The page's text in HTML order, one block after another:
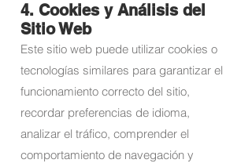
4. Cookies y Análisis del
Sitio Web
Este sitio web puede utilizar cookies o
tecnologías similares para garantizar el
funcionamiento correcto del sitio,
recordar preferencias de idioma,
analizar el tráfico, comprender el
comportamiento de navegación y